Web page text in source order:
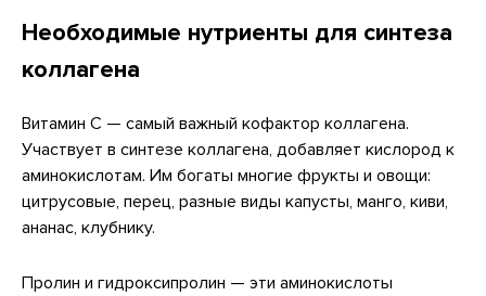
Необходимые нутриенты для синтеза
коллагена
Витамин C — самый важный кофактор коллагена.
Участвует в синтезе коллагена, добавляет кислород к
аминокислотам. Им богаты многие фрукты и овощи:
цитрусовые, перец, разные виды капусты, манго, киви,
ананас, клубнику.
Пролин и гидроксипролин — эти аминокислоты